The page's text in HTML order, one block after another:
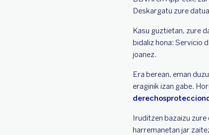
Deskargatu zure
Kasu guztietan, zure
bidaliz hona: Servicio
joanez.
Era berean, eman
eraginik izan gabe.
Iruditzen bazaizu
harremanetan jar